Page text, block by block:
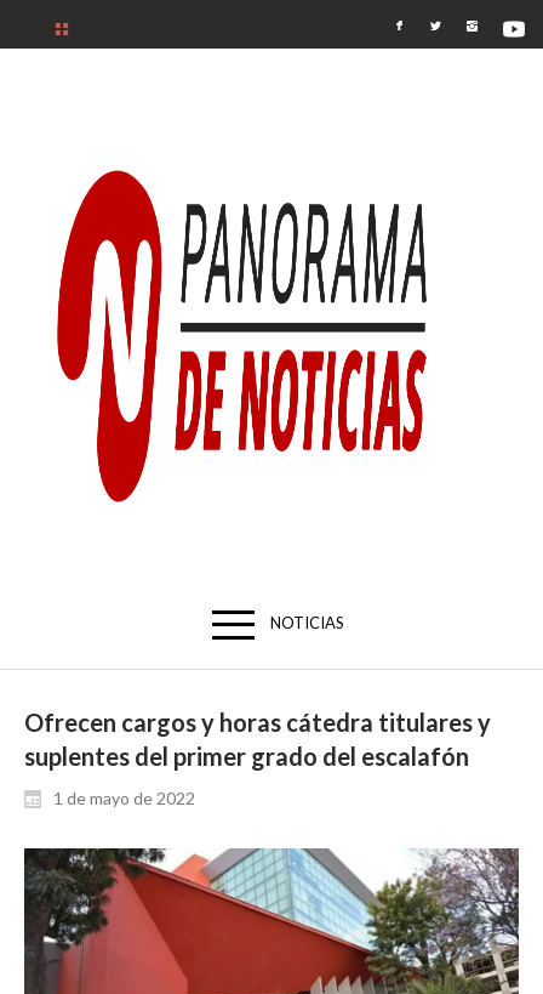
NOTICIAS
Ofrecen cargos y horas cátedra titulares y
suplentes del primer grado del escalafón
1 de mayo de 2022